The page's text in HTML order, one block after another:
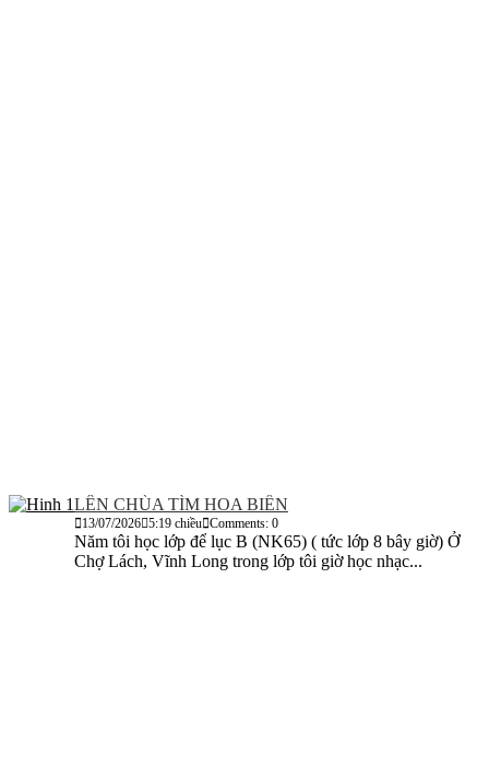
LÊN CHÙA TÌM HOA BIỂN
13/07/2026 5:19 chiều Comments: 0
Năm tôi học lớp để lục B (NK65) ( tức lớp 8 bây giờ) Ở
Chợ Lách, Vĩnh Long trong lớp tôi giờ học nhạc...